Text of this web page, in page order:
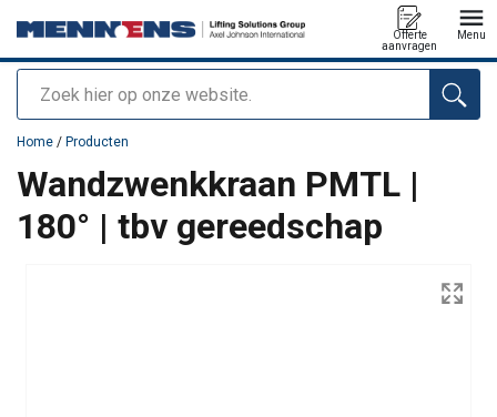
Zoeken
Offerte
aanvragen
Menu
toegevoegd aan uw offerte
Home / Producten
Wandzwenkkraan PMTL |
180° | tbv gereedschap